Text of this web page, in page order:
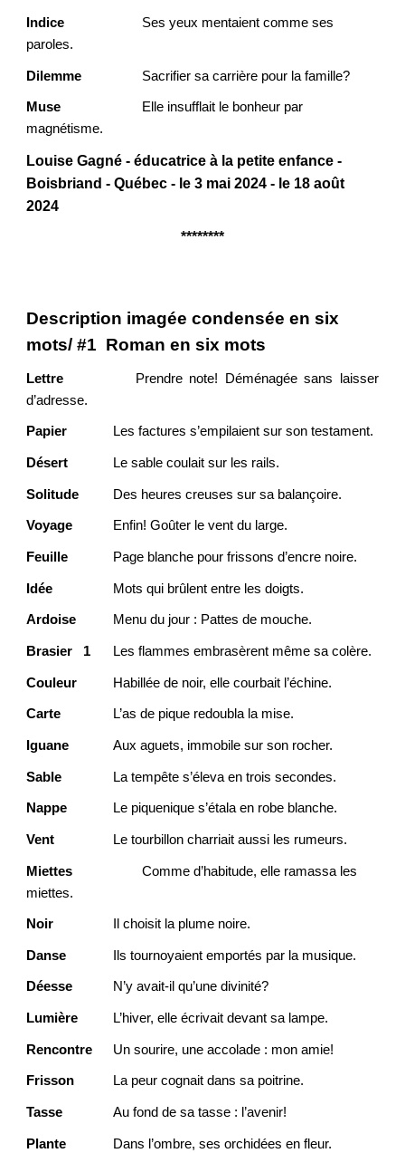
Indice
Ses yeux mentaient comme ses
paroles.
Dilemme Sacrifier sa carrière pour la famille?
Muse
Elle insufflait le bonheur par
magnétisme.
Louise Gagné - éducatrice à la petite enfance -
Boisbriand - Québec - le 3 mai 2024 - le 18 août
2024
********
Description imagée condensée en six
mots/ #1 Roman en six mots
Lettre
Prendre note! Déménagée sans laisser
d’adresse.
Papier Les factures s’empilaient sur son testament.
Désert Le sable coulait sur les rails.
Solitude Des heures creuses sur sa balançoire.
Voyage Enfin! Goûter le vent du large.
Feuille Page blanche pour frissons d’encre noire.
Idée Mots qui brûlent entre les doigts.
Ardoise Menu du jour : Pattes de mouche.
Brasier 1 Les flammes embrasèrent même sa colère.
Couleur Habillée de noir, elle courbait l’échine.
Carte L’as de pique redoubla la mise.
Iguane Aux aguets, immobile sur son rocher.
Sable La tempête s’éleva en trois secondes.
Nappe Le piquenique s’étala en robe blanche.
Vent Le tourbillon charriait aussi les rumeurs.
Miettes
Comme d’habitude, elle ramassa les
miettes.
Noir Il choisit la plume noire.
Danse Ils tournoyaient emportés par la musique.
Déesse N’y avait-il qu’une divinité?
Lumière L’hiver, elle écrivait devant sa lampe.
Rencontre Un sourire, une accolade : mon amie!
Frisson La peur cognait dans sa poitrine.
Tasse Au fond de sa tasse : l’avenir!
Plante Dans l’ombre, ses orchidées en fleur.